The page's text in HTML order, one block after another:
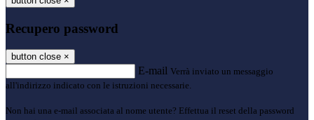
Recupero password
button close ×
E-mail Verrà inviato un messaggio
all'indirizzo indicato con le istruzioni necessarie.
Non hai una e-mail associata al nome utente? Effettua il reset della password